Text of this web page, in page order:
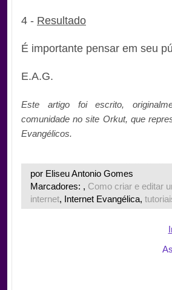
4 - Resultado
É importante pensar em seu
E.A.G.
Este artigo foi escrito,
comunidade no site Orkut, que
Evangélicos.
por Eliseu Antonio Gomes
Marcadores: , Como criar e editar
internet, Internet Evangélica,